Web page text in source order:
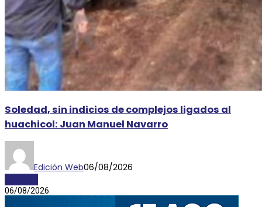
Soledad, sin indicios de complejos ligados al
huachicol: Juan Manuel Navarro
Edición Web06/08/2026
06/08/2026